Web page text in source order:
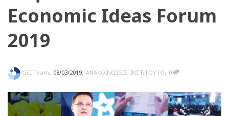
Economic Ideas Forum
2019
GCI Team, 08/03/2019, ΑΝΑΚΟΙΝΩΣΕΙΣ, ΙΝΣΤΙΤΟΥΤΟ, 0